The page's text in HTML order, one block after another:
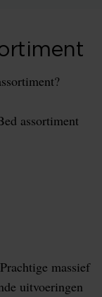
assortiment
massief
uitvoeringen